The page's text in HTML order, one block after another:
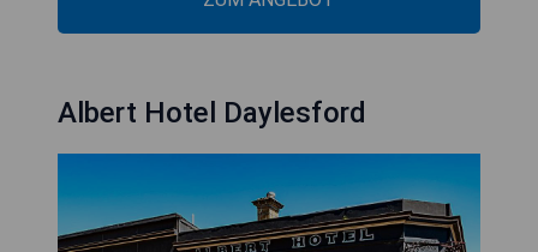
Albert Hotel Daylesford